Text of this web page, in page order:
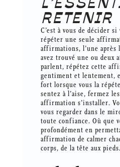
RETENIR
C’est à vous de décider
répéter une seule
affirmations, l’une après
avez trouvé une ou deux
parlent, répétez cette
gentiment et lentement,
fort lorsque vous la
sentez à l’aise, fermez
affirmation s’installer.
vous regarder dans le
toute confiance. Où que
profondément en
affirmation de calmer
corps, de la tête aux pieds.